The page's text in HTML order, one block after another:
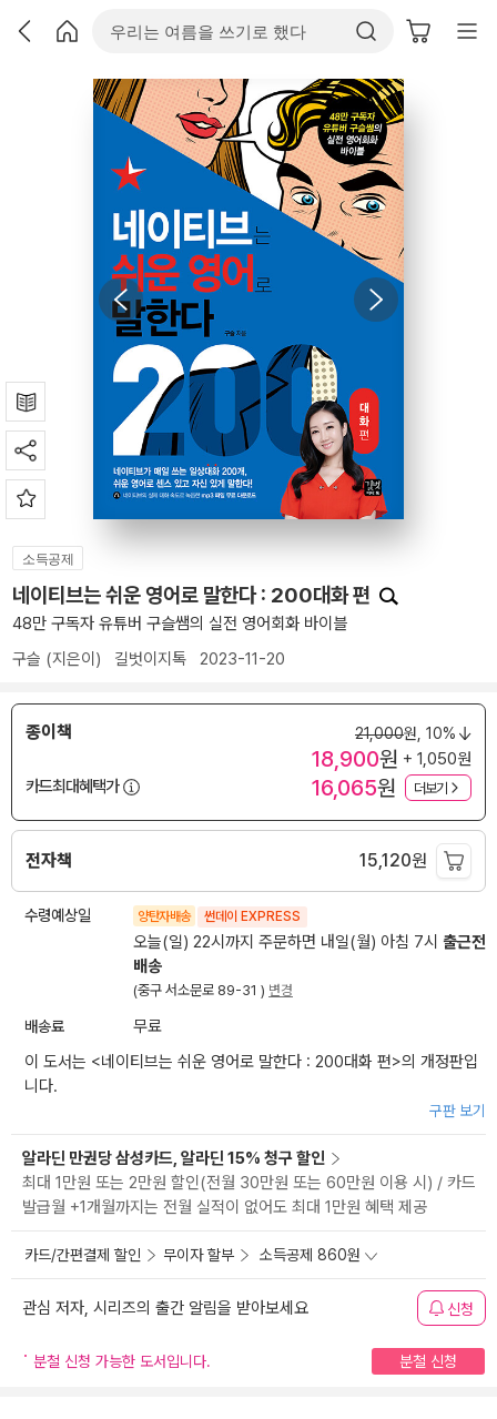
소득공제
네이티브는 쉬운 영어로 말한다 : 200대화 편
48만 구독자 유튜버 구슬쌤의 실전 영어회화 바이블
구슬 (지은이) 길벗이지톡 2023-11-20
종이책 21,000원, 10%
18,900원 + 1,050원
카드최대혜택가
16,065원 더보기
전자책 15,120원
수령예상일 양탄자배송 썬데이 EXPRESS
오늘(일) 22시까지 주문하면 내일(월) 아침 7시 출근전
배송
(중구 서소문로 89-31 ) 변경
배송료
무료
이 도서는 <네이티브는 쉬운 영어로 말한다 : 200대화 편>의 개정판입
니다.
구판 보기
알라딘 만권당 삼성카드, 알라딘 15% 청구 할인
최대 1만원 또는 2만원 할인(전월 30만원 또는 60만원 이용 시) / 카드
발급월 +1개월까지는 전월 실적이 없어도 최대 1만원 혜택 제공
카드/간편결제 할인 무이자 할부 소득공제 860원
관심 저자, 시리즈의 출간 알림을 받아보세요 신청
분철 신청 가능한 도서입니다. 분철 신청